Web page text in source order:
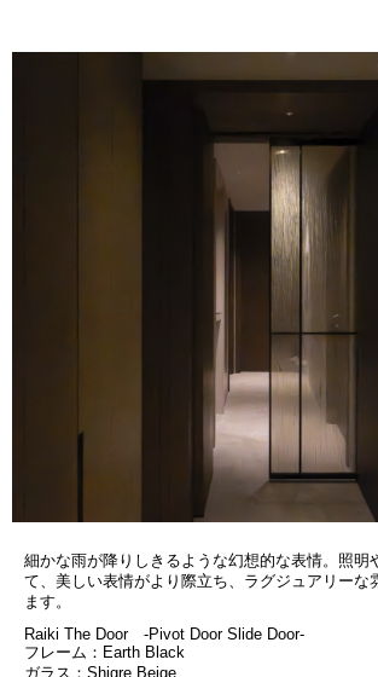
細かな雨が降りしきるような幻想的な表情。照明
て、美しい表情がより際立ち、ラグジュアリーな
ます。
Raiki The Door -Pivot Door Slide Door-
フレーム：Earth Black
ガラス：Shigre Beige